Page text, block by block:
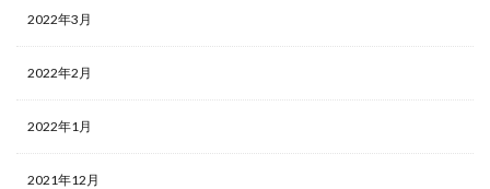
2022年3月
2022年2月
2022年1月
2021年12月